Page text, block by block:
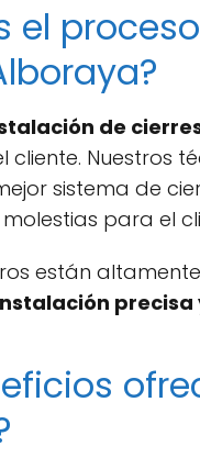
el
de
cliente. Nuestros
sistema de
para el
están
precisa